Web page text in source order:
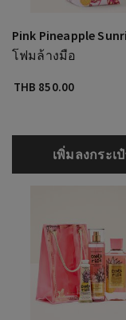
Pink Pineapple
โฟมล้างมือ
THB 850.00
เพิ่มลงกระเ